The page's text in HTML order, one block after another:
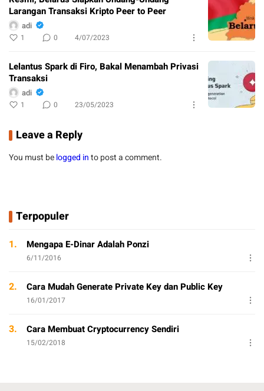
Larangan Transaksi Kripto Peer to Peer
adi
1 0 4/07/2023
Lelantus Spark di Firo, Bakal Menambah Privasi
Transaksi
adi
1 0 23/05/2023
Leave a Reply
You must belogged into post a comment.
Terpopuler
1. Mengapa E-Dinar Adalah Ponzi
6/11/2016
2. Cara Mudah Generate Private Key dan Public Key
16/01/2017
3. Cara Membuat Cryptocurrency Sendiri
15/02/2018